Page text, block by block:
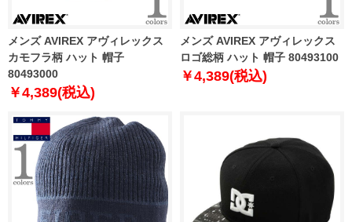
メンズ AVIREX アヴィレックス
カモフラ柄 ハット 帽子
80493000
￥4,389(税込)
メンズ AVIREX アヴィレックス
ロゴ総柄 ハット 帽子 80493100
￥4,389(税込)